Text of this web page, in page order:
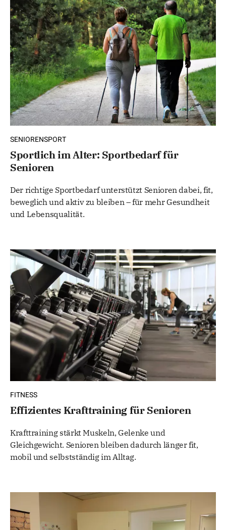
SENIORENSPORT
Sportlich im Alter: Sportbedarf für
Senioren
Der richtige Sportbedarf unterstützt Senioren dabei, fit,
beweglich und aktiv zu bleiben – für mehr Gesundheit
und Lebensqualität.
FITNESS
Effizientes Krafttraining für Senioren
Krafttraining stärkt Muskeln, Gelenke und
Gleichgewicht. Senioren bleiben dadurch länger fit,
mobil und selbstständig im Alltag.